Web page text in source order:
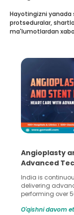
Hayotingizni yanada
protseduralar,
ma'lumotlardan
Angioplasty
Advanced
India is
delivering
performing over
globe are
O'qishni davom